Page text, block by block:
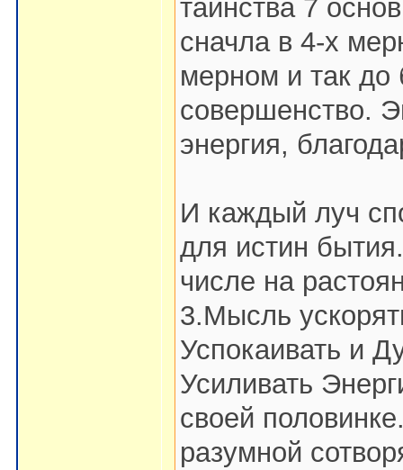
таинства 7
сначла в 4-х
мерном и так до
совершенство.
энергия,
И каждый луч
для истин
числе на
3.Мысль
Успокаивать и
Усиливать
своей
разумной